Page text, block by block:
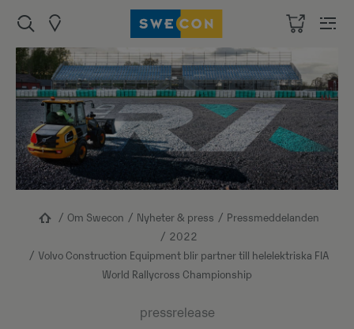
Om Swecon Nyheter & press
Pressmeddelanden
2022
Volvo Construction Equipment blir partner till helelektriska FIA
World Rallycross Championship
pressrelease